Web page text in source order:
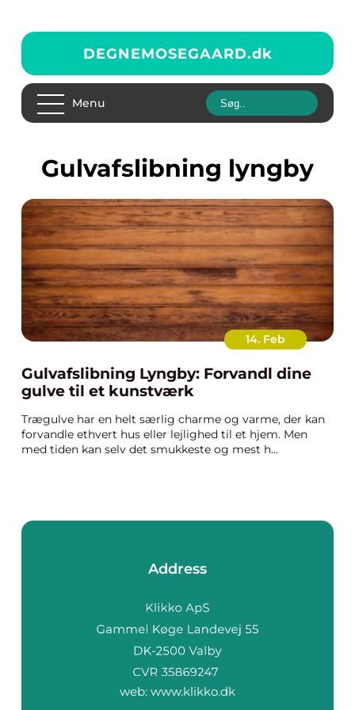
DEGNEMOSEGAARD.dk
Menu
gulvafslibning lyngby
14. Feb
Gulvafslibning Lyngby: Forvandl dine
gulve til et kunstværk
Trægulve har en helt særlig charme og varme, der kan
forvandle ethvert hus eller lejlighed til et hjem. Men
med tiden kan selv det smukkeste og mest h...
Address
web: www.klikko.dk